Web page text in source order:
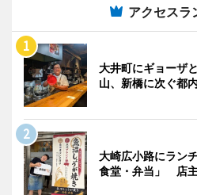
アクセスラ
大井町にギョーザ
山、新橋に次ぐ都
大崎広小路にラン
食堂・弁当」 店